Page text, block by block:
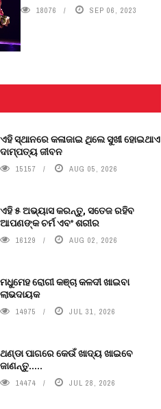
18076 SEP 06, 2023
ଏହି ସ୍ଥାନରେ କଳାଜାଇ ଥିଲେ ସୁଖୀ ହୋଇଥାଏ
ଦାମ୍ପତ୍ୟ ଜୀବନ
15157 AUG 05, 2026
ଏହି ୫ ଅଭ୍ୟାସ କରନ୍ତୁ, ସତେଜ ରହିବ
ଆପଣଙ୍କ ଚର୍ମ ଏବଂ ଶରୀର
16129 AUG 02, 2026
ମଧୁମେହ ରୋଗୀ କଞ୍ଚା କଳଦୀ ଖାଇବା
ଲାଭଦାୟକ
14975 JUL 31, 2026
ଥଣ୍ଡା ପାଗରେ କେଉଁ ଖାଦ୍ୟ ଖାଇବେ
ଜାଣନ୍ତୁ.....
14474 JUL 28, 2026